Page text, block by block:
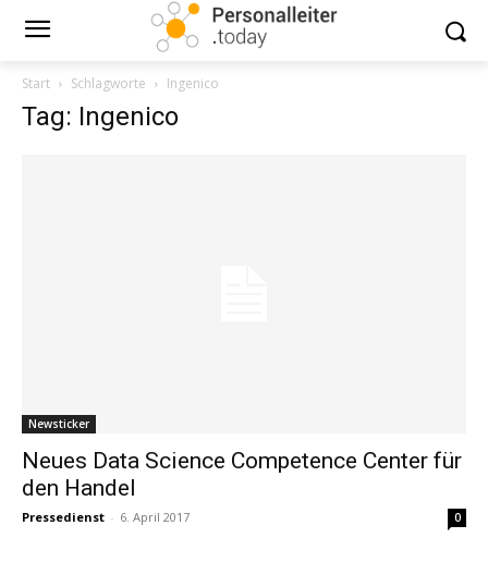
Start Schlagworte Ingenico
Tag: Ingenico
Newsticker
Neues Data Science Competence Center für
den Handel
Pressedienst - 6. April 2017 0